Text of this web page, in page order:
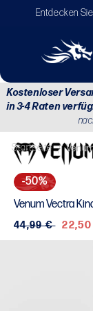
zumEntdecken
Kostenloser
in 3-4 Raten
Startseite /
-50%
Venum Vectra
Normaler
44,99 €